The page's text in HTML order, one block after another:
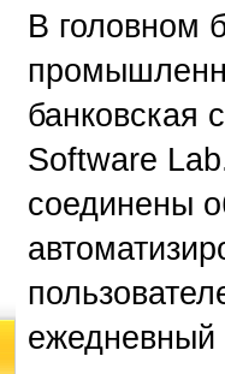
В головном
банковская
Software
соединены
ежедневный